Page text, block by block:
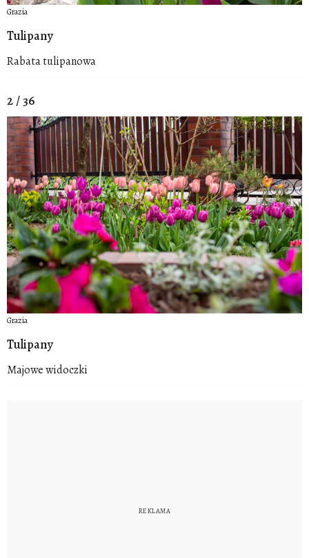
Grazia
Tulipany
Rabata tulipanowa
2 / 36
Grazia
Tulipany
Majowe widoczki